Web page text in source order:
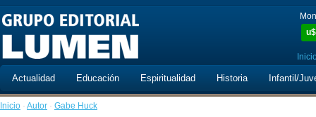
u$
Actualidad Educación Espiritualidad Historia Infantil/
Inicio · Autor · Gabe Huck